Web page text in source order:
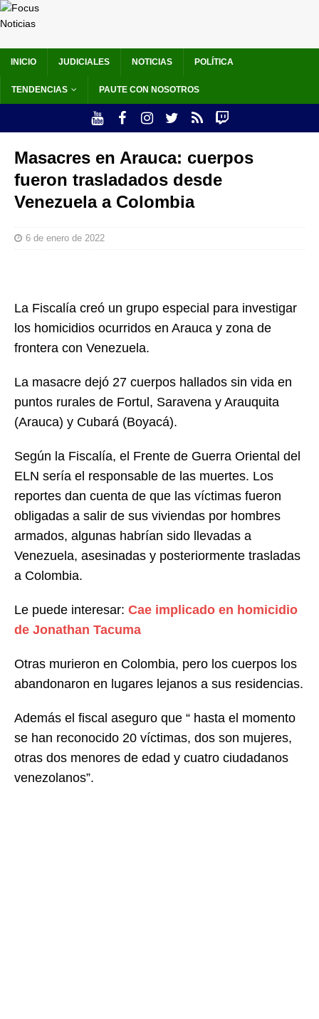
INICIO JUDICIALES NOTICIAS POLÍTICA
TENDENCIAS PAUTE CON NOSOTROS
Masacres en Arauca: cuerpos
fueron trasladados desde
Venezuela a Colombia
6 de enero de 2022
La Fiscalía creó un grupo especial para investigar
los homicidios ocurridos en Arauca y zona de
frontera con Venezuela.
La masacre dejó 27 cuerpos hallados sin vida en
puntos rurales de Fortul, Saravena y Arauquita
(Arauca) y Cubará (Boyacá).
Según la Fiscalía, el Frente de Guerra Oriental del
ELN sería el responsable de las muertes. Los
reportes dan cuenta de que las víctimas fueron
obligadas a salir de sus viviendas por hombres
armados, algunas habrían sido llevadas a
Venezuela, asesinadas y posteriormente trasladas
a Colombia.
Le puede interesar: Cae implicado en homicidio
de Jonathan Tacuma
Otras murieron en Colombia, pero los cuerpos los
abandonaron en lugares lejanos a sus residencias.
Además el fiscal aseguro que “ hasta el momento
se han reconocido 20 víctimas, dos son mujeres,
otras dos menores de edad y cuatro ciudadanos
venezolanos”.